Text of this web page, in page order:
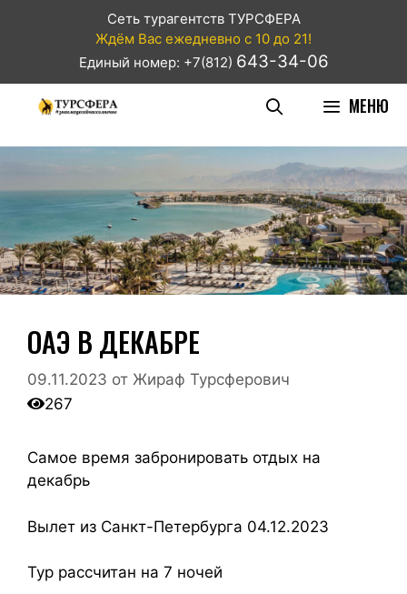
Сеть турагентств ТУРСФЕРА
Ждём Вас ежедневно с 10 до 21!
Единый номер: +7(812) 643-34-06
МЕНЮ
ОАЭ В ДЕКАБРЕ
09.11.2023 от Жираф Турсферович
267
Самое время забронировать отдых на
декабрь
Вылет из Санкт-Петербурга 04.12.2023
Тур рассчитан на 7 ночей